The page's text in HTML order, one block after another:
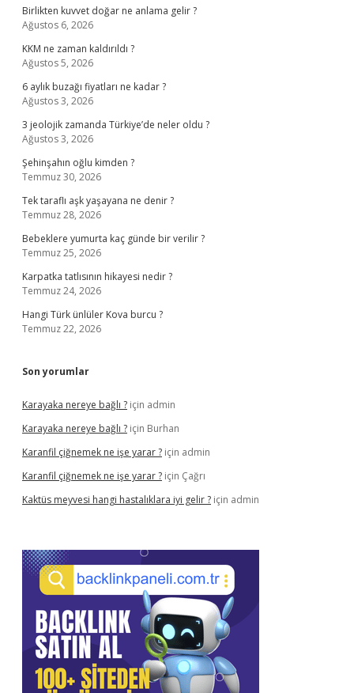
Birlikten kuvvet doğar ne anlama gelir ?
Ağustos 6, 2026
KKM ne zaman kaldırıldı ?
Ağustos 5, 2026
6 aylık buzağı fiyatları ne kadar ?
Ağustos 3, 2026
3 jeolojik zamanda Türkiye’de neler oldu ?
Ağustos 3, 2026
Şehinşahın oğlu kimden ?
Temmuz 30, 2026
Tek taraflı aşk yaşayana ne denir ?
Temmuz 28, 2026
Bebeklere yumurta kaç günde bir verilir ?
Temmuz 25, 2026
Karpatka tatlısının hikayesi nedir ?
Temmuz 24, 2026
Hangi Türk ünlüler Kova burcu ?
Temmuz 22, 2026
Son yorumlar
Karayaka nereye bağlı ? için admin
Karayaka nereye bağlı ? için Burhan
Karanfil çiğnemek ne işe yarar ? için admin
Karanfil çiğnemek ne işe yarar ? için Çağrı
Kaktüs meyvesi hangi hastalıklara iyi gelir ? için admin